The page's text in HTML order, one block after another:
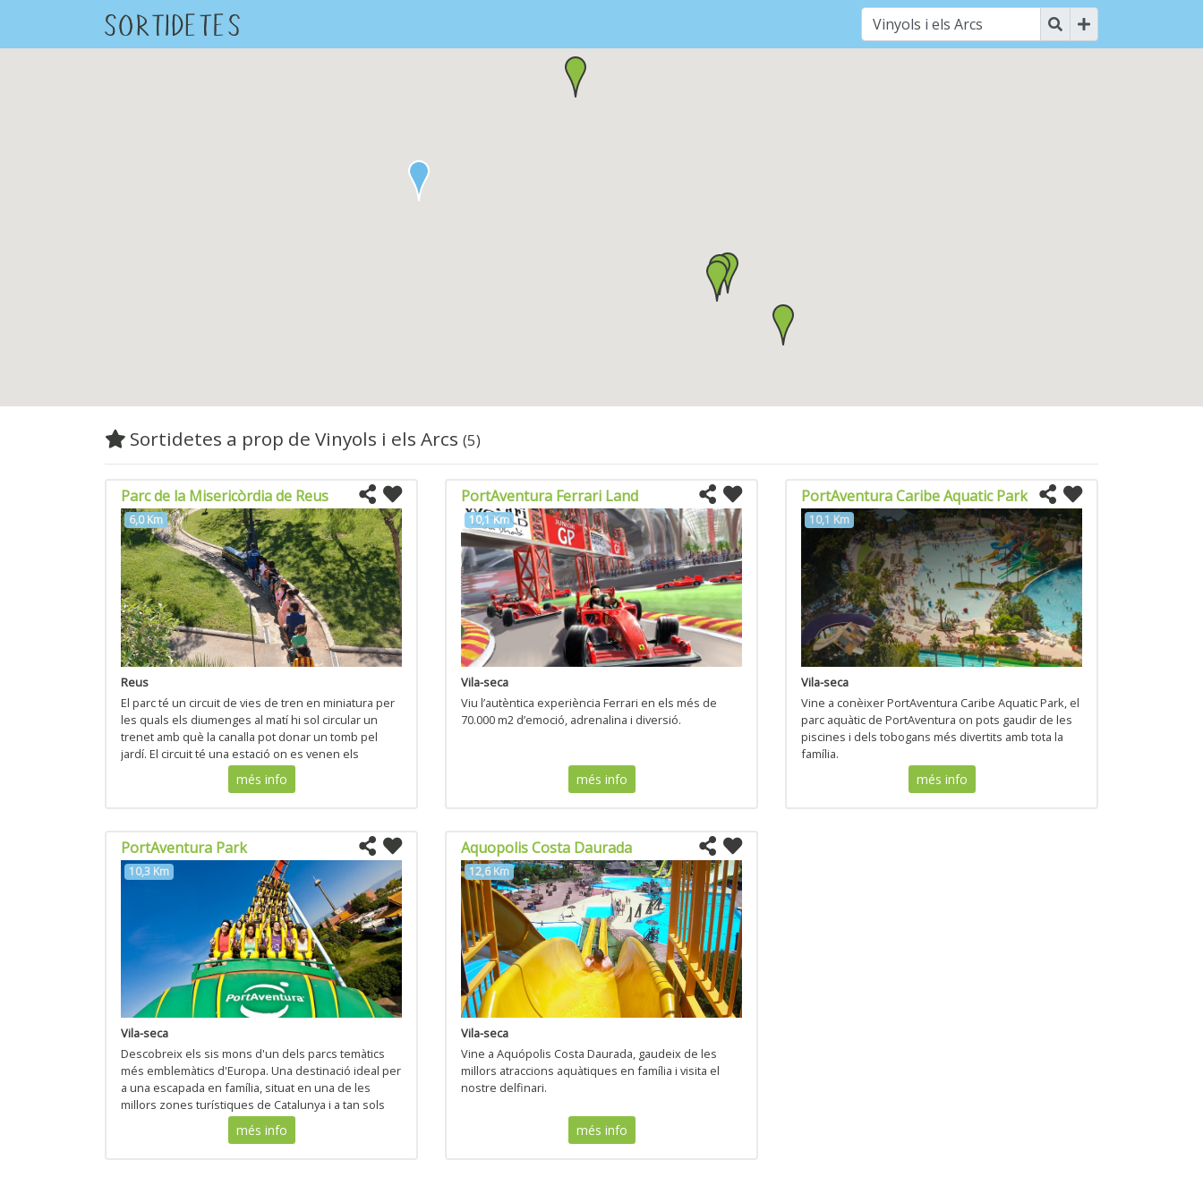
Sortidetes a prop de Vinyols i els Arcs (5)
Parc de la Misericòrdia de Reus
6,0 Km
Reus
El parc té un circuit de vies de tren en miniatura per
les quals els diumenges al matí hi sol circular un
trenet amb què la canalla pot donar un tomb pel
jardí. El circuit té una estació on es venen els
passatges, un canvi d’agulles i un pont .
més info
PortAventura Ferrari Land
10,1 Km
Vila-seca
Viu l’autèntica experiència Ferrari en els més de
70.000 m2 d’emoció, adrenalina i diversió.
més info
PortAventura Caribe Aquatic Park
10,1 Km
Vila-seca
Vine a conèixer PortAventura Caribe Aquatic Park, el
parc aquàtic de PortAventura on pots gaudir de les
piscines i dels tobogans més divertits amb tota la
família.
més info
PortAventura Park
10,3 Km
Vila-seca
Descobreix els sis mons d'un dels parcs temàtics
més emblemàtics d'Europa. Una destinació ideal per
a una escapada en família, situat en una de les
millors zones turístiques de Catalunya i a tan sols
una hora de Barcelona!més info
Aquopolis Costa Daurada
12,6 Km
Vila-seca
Vine a Aquópolis Costa Daurada, gaudeix de les
millors atraccions aquàtiques en família i visita el
nostre delfinari.
més info